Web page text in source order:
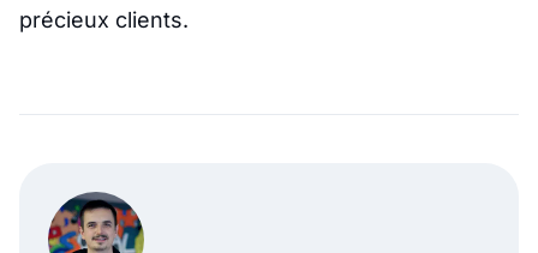
précieux clients.